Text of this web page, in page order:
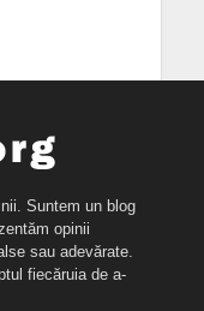
Suntem un blog
opinii
sau adevărate.
fiecăruia de a-